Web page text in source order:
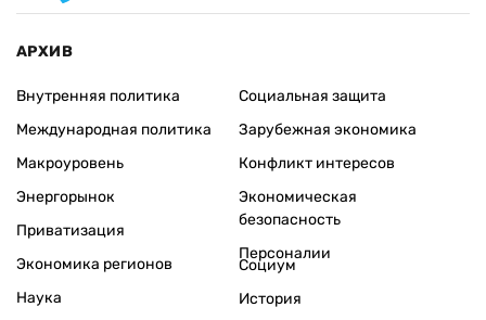
АРХИВ
Внутренняя политика
Международная политика
Макроуровень
Энергорынок
Приватизация
Экономика регионов
Социальная защита
Зарубежная экономика
Конфликт интересов
Экономическая
безопасность
Персоналии
Наука
Социум
История